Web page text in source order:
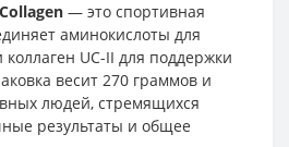
— это спортивная
аминокислоты для
UC-II для поддержки
весит 270 граммов и
людей, стремящихся
результаты и общее